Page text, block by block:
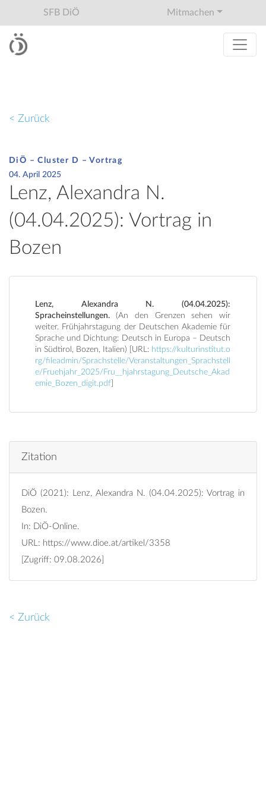
SFB DiÖ Mitmachen
< Zurück
DiÖ – Cluster D – Vortrag
04. April 2025
Lenz, Alexandra N.
(04.04.2025): Vortrag in
Bozen
Lenz, Alexandra N. (04.04.2025):
Spracheinstellungen. (An den Grenzen sehen wir
weiter. Frühjahrstagung der Deutschen Akademie für
Sprache und Dichtung: Deutsch in Europa – Deutsch
in Südtirol, Bozen, Italien) [URL: https://kulturinstitut.o
rg/fileadmin/Sprachstelle/Veranstaltungen_Sprachstell
e/Fruehjahr_2025/Fru__hjahrstagung_Deutsche_Akad
emie_Bozen_digit.pdf
Zitation
DiÖ (2021): Lenz, Alexandra N. (04.04.2025): Vortrag in
Bozen.
In: DiÖ-Online.
URL: https://www.dioe.at/artikel/3358
[Zugriff: 09.08.2026]
< Zurück